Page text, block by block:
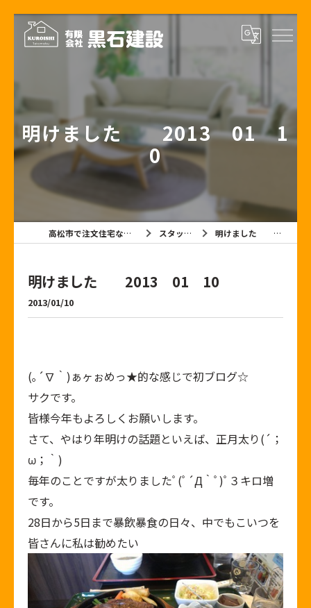
明けました 2013 01 1
0
高松市で注文住宅なら有限会社黒石建設 スタッフブログ 明けました 2013 01 10
明けました 2013 01 10
2013/01/10
(｡´∇｀)ぁヶぉめっ★的な感じで初ブログ☆
サクです。
皆様今年もよろしくお願いします。
さて、やはり年明けの話題といえば、正月太り(´；
ω；｀)
毎年のことですが太りましたﾟ(ﾟ´Д｀ﾟ)ﾟ３キロ増
です。
28日から5日まで暴飲暴食の日々、中でもこいつを
皆さんに私は勧めたい